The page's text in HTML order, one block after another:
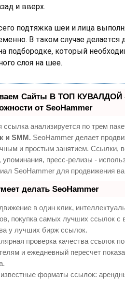
и вверх.
подтяжка шеи и лица
В таком случае делается
подбородке, который
слоя на шее.
Сайты В ТОП КУВАЛДОЙ
от SeoHammer
ссылка анализируется по трем
и SMM. SeoHammer делает
и простым занятием. Ссылки,
упоминания, пресс-релизы -
SeoHammer для продвижения
делать SeoHammer
в один клик,
покупка самых лучших ссылок с
у лучших бирж ссылок.
проверка качества ссылок
и ежедневный пересчет
форматы ссылок: